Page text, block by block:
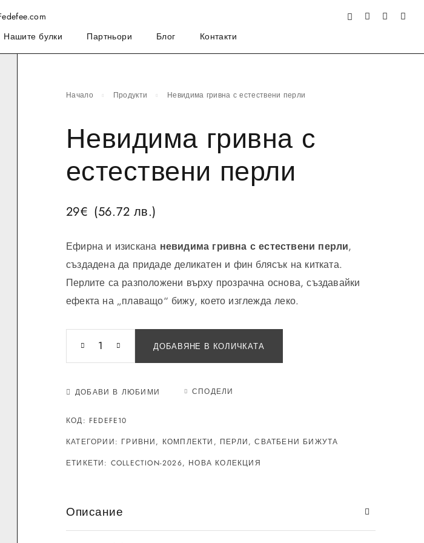
Нашите булки Партньори Блог Контакти
Начало Продукти Невидима гривна с естествени перли
Невидима гривна с
естествени перли
29€ (56.72 лв.)
Ефирна и изискана невидима гривна с естествени перли,
създадена да придаде деликатен и фин блясък на китката.
Перлите са разположени върху прозрачна основа, създавайки
ефекта на „плаващо“ бижу, което изглежда леко.
ДОБАВЯНЕ В КОЛИЧКАТА
ДОБАВИ В ЛЮБИМИ СПОДЕЛИ
КОД: FEDEFE10
КАТЕГОРИИ: ГРИВНИ, КОМПЛЕКТИ , ПЕРЛИ,СВАТБЕНИ БИЖУТА
ЕТИКЕТИ: COLLECTION-2026, НОВА КОЛЕКЦИЯ
Описание